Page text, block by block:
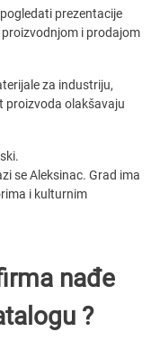
prezentacije
i prodajom
za industriju,
proizvoda olakšavaju
se Aleksinac. Grad ima
i kulturnim
nađe
?